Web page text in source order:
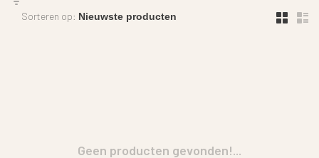
Sorteren op:
Geen producten gevonden!...